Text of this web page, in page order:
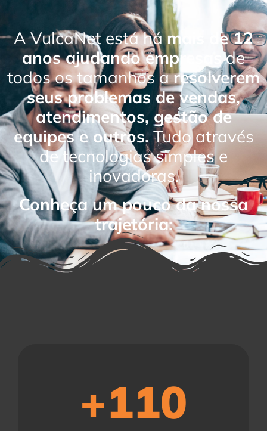
A VulcaNet está hámais de 12
anos ajudando empresas de
todos os tamanhos aresolverem
seus problemas de vendas,
atendimentos, gestão de
equipes e outros.Tudo através
de tecnologias simples e
inovadoras.
Conheça um pouco da nossa
trajetória:
+110